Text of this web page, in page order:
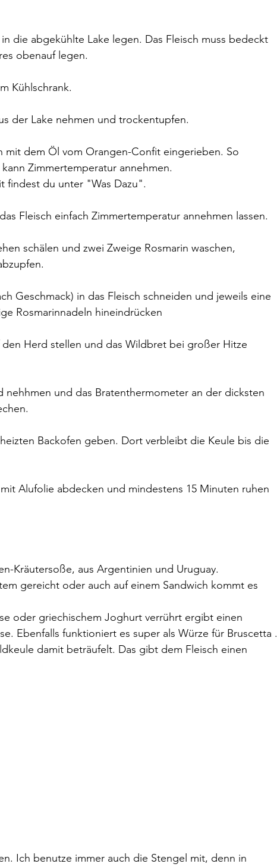
die abgekühlte Lake legen. Das Fleisch muss bedeckt
obenauf legen.
Kühlschrank.
der Lake nehmen und trockentupfen.
mit dem Öl vom Orangen-Confit eingerieben. So
Zimmertemperatur annehmen.
findest du unter "Was Dazu".
Fleisch einfach Zimmertemperatur annehmen lassen.
schälen und zwei Zweige Rosmarin waschen,
Geschmack) in das Fleisch schneiden und jeweils eine
Rosmarinnadeln hineindrücken
Herd stellen und das Wildbret bei großer Hitze
nehhmen und das Bratenthermometer an der dicksten
Backofen geben. Dort verbleibt die Keule bis die
Alufolie abdecken und mindestens 15 Minuten ruhen
Kräutersoße, aus Argentinien und Uruguay.
gereicht oder auch auf einem Sandwich kommt es
oder griechischem Joghurt verrührt ergibt einen
Ebenfalls funktioniert es super als Würze für Bruscetta .
damit beträufelt. Das gibt dem Fleisch einen
Ich benutze immer auch die Stengel mit, denn in